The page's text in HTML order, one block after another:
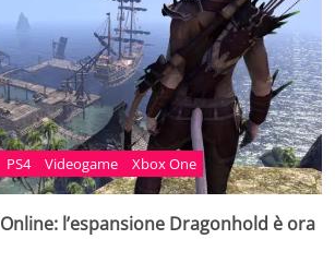
PS4 Videogame Xbox One
l’espansione Dragonhold è ora